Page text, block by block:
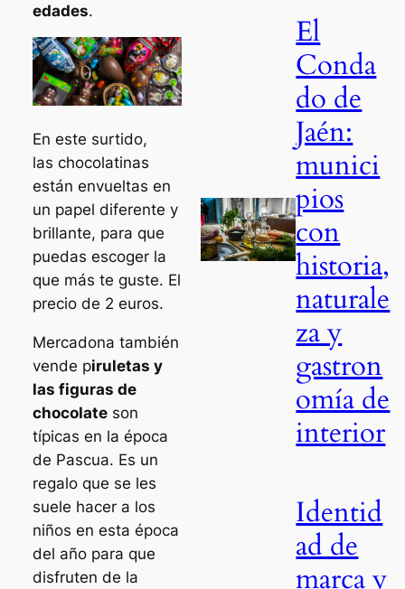
edades.
En este surtido,
las chocolatinas
están envueltas en
un papel diferente y
brillante, para que
puedas escoger la
que más te guste. El
precio de 2 euros.
Mercadona también
vende piruletas y
las figuras de
chocolateson
típicas en la época
de Pascua. Es un
regalo que se les
suele hacer a los
niños en esta época
del año para que
disfruten de la
El
Conda
do de
Jaén:
munici
pios
con
historia,
naturale
za y
gastron
omía de
interior
Identid
ad de
marca y